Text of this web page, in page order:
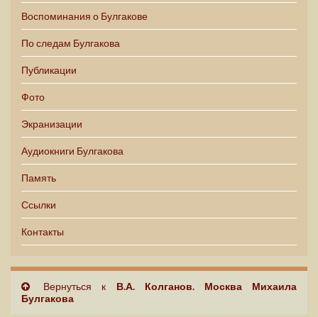
Воспоминания о Булгакове
По следам Булгакова
Публикации
Фото
Экранизации
Аудиокниги Булгакова
Память
Ссылки
Контакты
Вернуться к В.А. Колганов. Москва Михаила
Булгакова